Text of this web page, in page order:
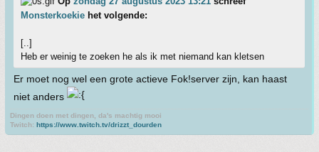
Monsterkoekie het volgende:
[..]
Heb er weinig te zoeken he als ik met niemand kan kletsen
Er moet nog wel een grote actieve Fok!server zijn, kan haast
niet anders
Dingen doen met dingen, da's machtig mooi
Twitch: https://www.twitch.tv/drizzt_dourden